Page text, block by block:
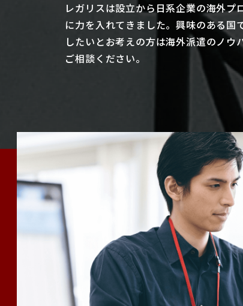
レガリスは設立から日系企業の海外プ
に力を入れてきました。興味のある国
したいとお考えの方は海外派遣のノウ
ご相談ください。